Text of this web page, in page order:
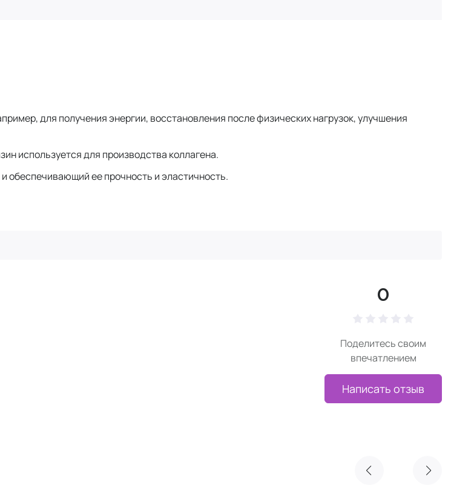
для получения энергии, восстановления после физических нагрузок, улучшения
используется для производства коллагена.
обеспечивающий ее прочность и эластичность.
0
Поделитесь своим
впечатлением
Написать отзыв